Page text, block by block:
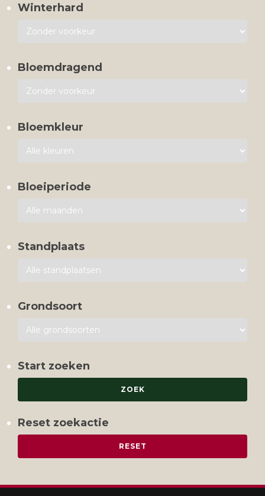
Winterhard
Bloemdragend
Bloemkleur
Bloeiperiode
Standplaats
Grondsoort
Start zoeken
Reset zoekactie